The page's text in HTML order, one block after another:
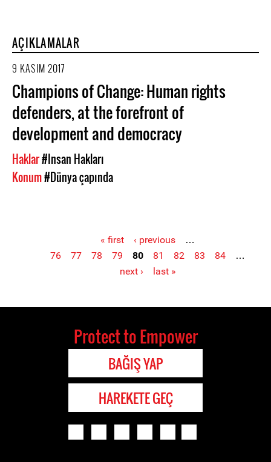
AÇIKLAMALAR
9 KASIM 2017
Champions of Change: Human rights
defenders, at the forefront of
development and democracy
Haklar#Insan Hakları
Konum#Dünya çapında
« first ‹ previous
…
76
77 78 79 80 81 82 83 84
…
next ›
last »
Protect to Empower
BAĞIŞ YAP
HAREKETE GEÇ